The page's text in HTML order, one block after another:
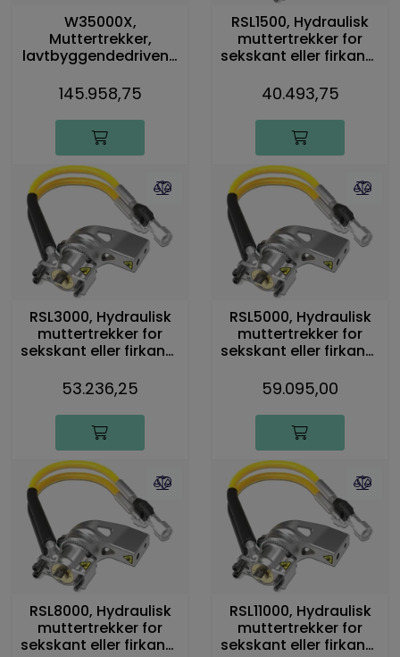
W35000X,
Muttertrekker,
lavtbyggendedrivenh
145.958,75
RSL1500, Hydraulisk
muttertrekker for
sekskant eller firkant-
40.493,75
RSL3000, Hydraulisk
muttertrekker for
sekskant eller firkant-
53.236,25
RSL5000, Hydraulisk
muttertrekker for
sekskant eller firkant-
59.095,00
RSL8000, Hydraulisk
muttertrekker for
sekskant eller firkant-
RSL11000, Hydraulisk
muttertrekker for
sekskant eller firkant-